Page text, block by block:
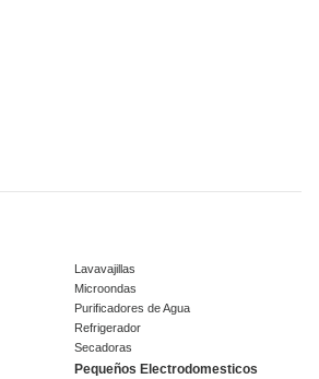
Lavavajillas
Microondas
Purificadores de Agua
Refrigerador
Secadoras
Pequeños Electrodomesticos